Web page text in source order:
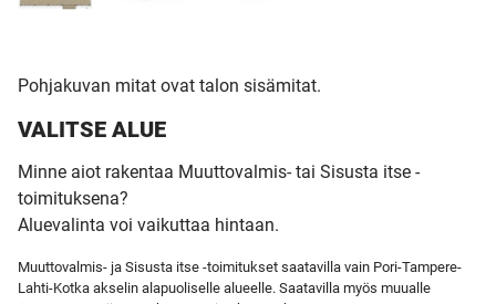
Pohjakuvan mitat ovat talon sisämitat.
VALITSE ALUE
Minne aiot rakentaa Muuttovalmis- tai Sisusta itse -
toimituksena?
Aluevalinta voi vaikuttaa hintaan.
Muuttovalmis- ja Sisusta itse -toimitukset saatavilla vain Pori-Tampere-
Lahti-Kotka akselin alapuoliselle alueelle. Saatavilla myös muualle